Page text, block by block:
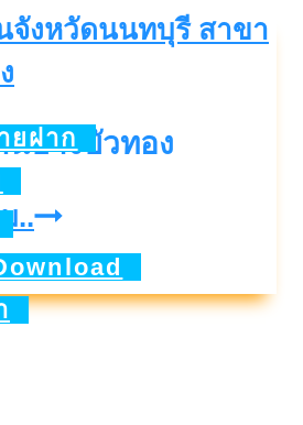
ยฝาก
บางบัวทอง
..สนง.ที่ดิน
บางบัวทอง